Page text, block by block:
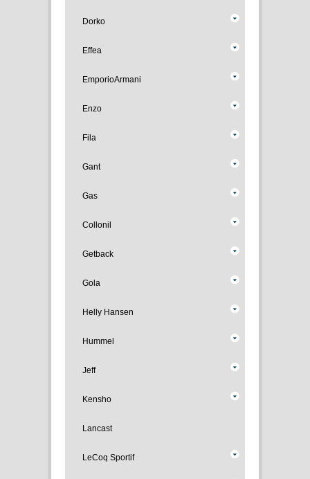
Dorko
Effea
EmporioArmani
Enzo
Fila
Gant
Gas
Collonil
Getback
Gola
Helly Hansen
Hummel
Jeff
Kensho
Lancast
LeCoq Sportif